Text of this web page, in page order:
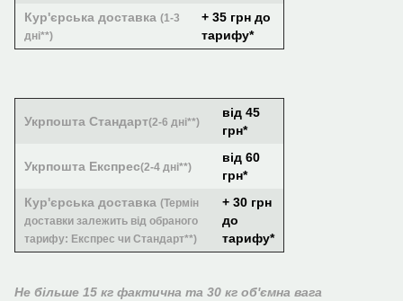
Кур'єрська доставка (1-3
дні**)
+ 35 грн до
тарифу*
Укрпошта Стандарт(2-6 дні**)
від 45
грн*
Укрпошта Експрес(2-4 дні**)
від 60
грн*
Кур'єрська доставка (Термін
доставки залежить від обраного
тарифу: Експрес чи Стандарт**)
+ 30 грн
до
тарифу*
Не більше 15 кг фактична та 30 кг об'ємна вага